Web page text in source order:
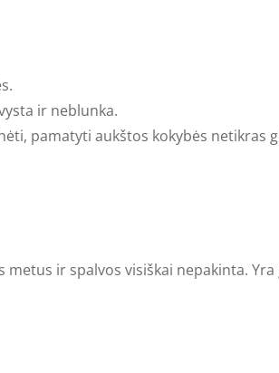
ir neblunka.
pamatyti aukštos kokybės netikras
ir spalvos visiškai nepakinta.